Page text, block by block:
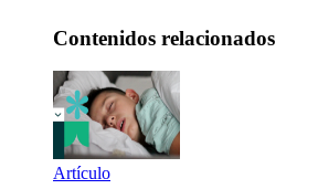
Contenidos relacionados
Artículo